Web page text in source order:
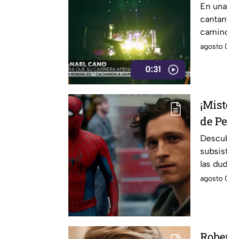
0:31
En
agosto
de
New
las
agosto